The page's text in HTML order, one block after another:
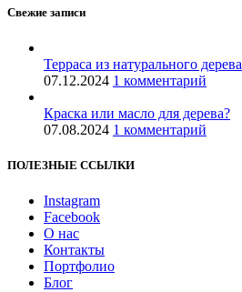
Свежие записи
Терраса из натурального дерева
07.12.2024 1 комментарий
Краска или масло для дерева?
07.08.2024 1 комментарий
ПОЛЕЗНЫЕ ССЫЛКИ
Instagram
Facebook
О нас
Контакты
Портфолио
Блог